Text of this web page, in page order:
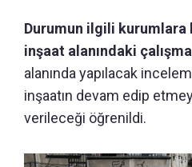
Durumun ilgili
inşaat alanındaki
alanında yapılacak
inşaatın devam edip
verileceği öğrenildi.